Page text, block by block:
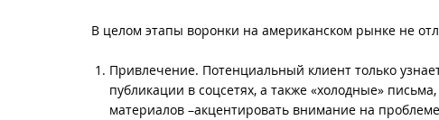
В целом этапы воронки на американском рынке не
Привлечение. Потенциальный клиент только
публикации в соцсетях, а также «холодные»
материалов –акцентировать внимание на